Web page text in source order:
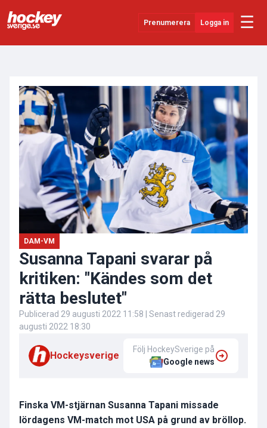
Prenumerera Logga in ☰
SHL
Evenemang
Övrigt
DAM-VM
Susanna Tapani svarar på
kritiken: "Kändes som det
rätta beslutet"
Publicerad 29 augusti 2022 11:58 | Senast redigerad 29
augusti 2022 18:30
Hockeysverige
Följ HockeySverige på
Google news
Finska VM-stjärnan Susanna Tapani missade
lördagens VM-match mot USA på grund av bröllop.